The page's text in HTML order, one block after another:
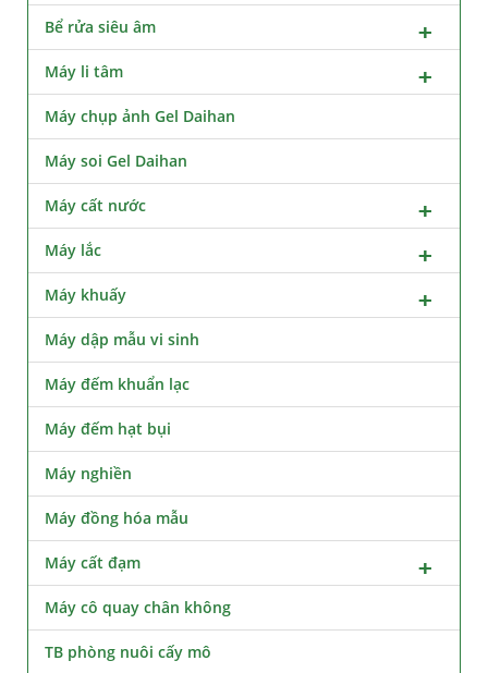
Bể rửa siêu âm
Máy li tâm
Máy chụp ảnh Gel Daihan
Máy soi Gel Daihan
Máy cất nước
Máy lắc
Máy khuấy
Máy dập mẫu vi sinh
Máy đếm khuẩn lạc
Máy đếm hạt bụi
Máy nghiền
Máy đồng hóa mẫu
Máy cất đạm
Máy cô quay chân không
TB phòng nuôi cấy mô